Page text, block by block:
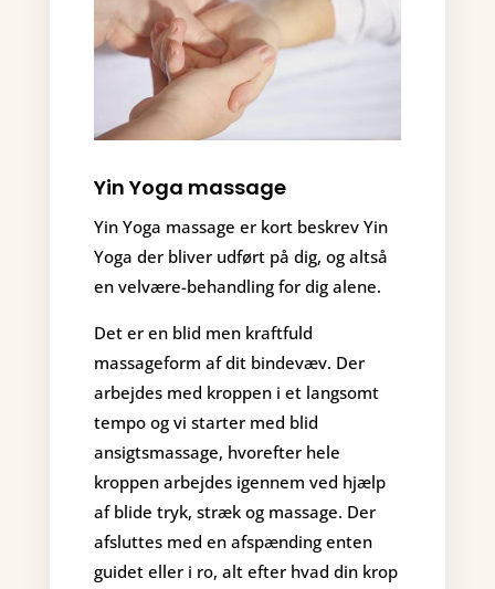
Yin Yoga massage
Yin Yoga massage er kort beskrev Yin
Yoga der bliver udført på dig, og altså
en velvære-behandling for dig alene.
Det er en blid men kraftfuld
massageform af dit bindevæv. Der
arbejdes med kroppen i et langsomt
tempo og vi starter med blid
ansigtsmassage, hvorefter hele
kroppen arbejdes igennem ved hjælp
af blide tryk, stræk og massage. Der
afsluttes med en afspænding enten
guidet eller i ro, alt efter hvad din krop